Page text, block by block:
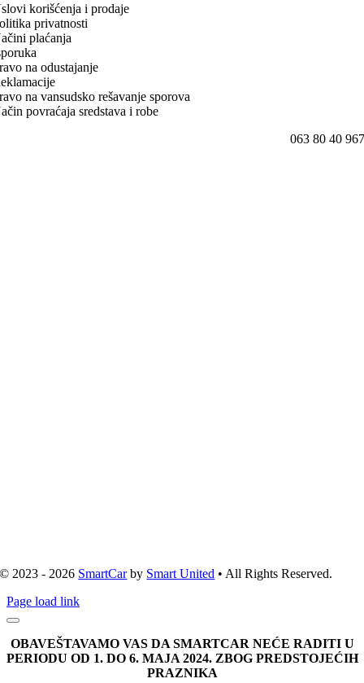
korišćenja i prodaje
privatnosti
plaćanja
na odustajanje
na vansudsko rešavanje sporova
povraćaja sredstava i robe
063 80 40 967
© 2023 - 2026 SmartCarby Smart United • All Rights Reserved.
Page load link
OBAVEŠTAVAMO VAS DA SMARTCAR NEĆE RADITI U
PERIODU OD 1. DO 6. MAJA 2024. ZBOG PREDSTOJEĆIH
PRAZNIKA